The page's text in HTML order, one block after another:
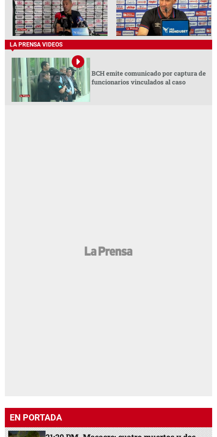
LA PRENSA VIDEOS
BCH emite comunicado por captura de
funcionarios vinculados al caso
EN PORTADA